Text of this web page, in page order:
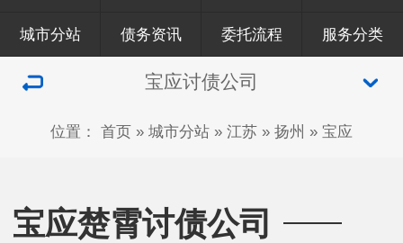
城市分站 债务资讯 委托流程 服务分类
宝应讨债公司
位置： 首页 » 城市分站 » 江苏 » 扬州 » 宝应
宝应楚霄讨债公司